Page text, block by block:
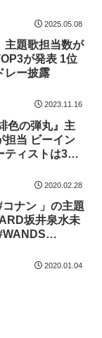
2025.05.08
主題歌担当数が
が発表 1位
レー披露
2023.11.16
色の弾丸』主
担当 ビーイン
ティストは3作
2020.02.28
ナン 」の主題
坂井泉水未
Lip #少しづつ
2020.01.04